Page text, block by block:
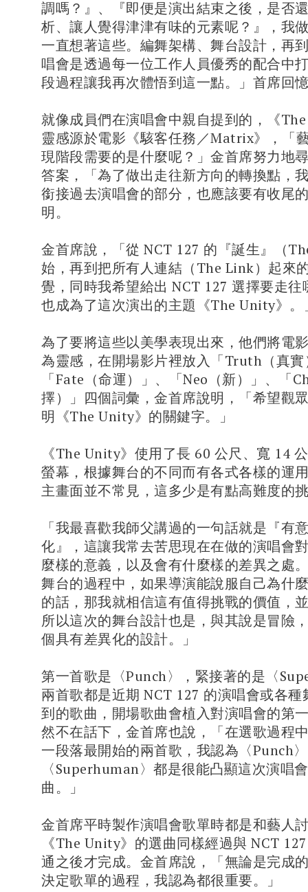
調嗎？』、『即便是演出結束之後，是否
析、讓人覺得津津有味的元素呢？』，我
一直想著這些。編舞架構、舞台設計，再
唱會是透過每一位工作人員優秀的配合中
段過程讓我再次體悟到這一點。」首席回
就像成員們在演唱會中親自提到的，《
靈感源於電影《駭客任務／Matrix》，「
現階段需要的是什麼呢？」金首席努力地
答案，「為了做出走往新方向的轉換點，
銜接過去演唱會的部分，也應該要有收尾
明。
金首席說，「從 NCT 127 的『誕生』（
始，再到把所有人連結（The Link）起來
覺，同時我希望給出 NCT 127 選擇要走往
也成為了這次演出的主題《The Unity》。
為了要將這些以美學表現出來，他們將電
為靈感，在開場影片裡放入「Truth（真實
「Fate（命運）」、「Neo（新）」、「
擇）」四個詞彙，金首席說明，「希望觀
明《The Unity》的關鍵字。」
《The Unity》使用了長 60 公尺、寬 14
螢幕，根據舞台的不同而有各式各樣的運
主畫面並不常見，這多少是有點高難度的
「我最喜歡我師父講過的一句話就是『有
化』，這讓我常去苦思現在在做的演唱會
麼樣的意義，以及會有什麼樣的差異之處
舞台的過程中，如果導演能說服自己為什
的話，那我就相信這有值得挑戰的價值，
所以這次的舞台設計也是，與其說是冒險
個具有差異化的設計。」
第一首歌是〈Punch〉，緊接著的是〈
兩首歌都是近期 NCT 127 的演唱會或各種
到的歌曲，開場歌曲會植入對演唱會的第
然不在話下，金首席也說，「在選歌過程
一段落最開始的兩首歌，我認為〈Punch
〈Superhuman〉都是很能凸顯這次演唱
曲。」
金首席平時製作演唱會歌單時都是和藝人
《The Unity》的選曲同樣經過與 NCT
通之後才完成。金首席說，「無論是完成
決定歌單的過程，我認為都很重要。」